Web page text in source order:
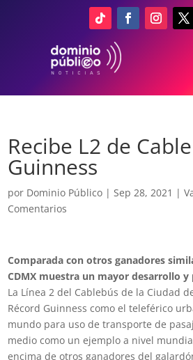
Recibe L2 de
Guinness
por Dominio Público |Sep 28, 2021 |
Comentarios
Comparada con otros ganadores
CDMX muestra un mayor desarrollo
La Línea 2 del Cablebús de la Ciudad
Récord Guinness como el teleférico
mundo para uso de transporte de
medio como un ejemplo a nivel
encima de otros ganadores del